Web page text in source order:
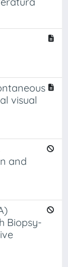
visual
and
Biopsy-